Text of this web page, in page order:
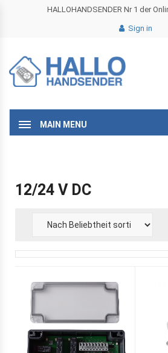
HALLOHANDSENDER Nr 1 der
Sign in
MAIN MENU
12/24 V DC